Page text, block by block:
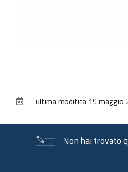
documentoultima modifica 19 maggio
Non hai trovato